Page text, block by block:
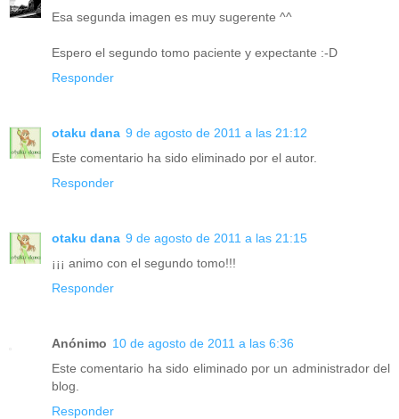
Esa segunda imagen es muy sugerente ^^
Espero el segundo tomo paciente y expectante :-D
Responder
otaku dana 9 de agosto de 2011 a las 21:12
Este comentario ha sido eliminado por el autor.
Responder
otaku dana 9 de agosto de 2011 a las 21:15
¡¡¡ animo con el segundo tomo!!!
Responder
Anónimo 10 de agosto de 2011 a las 6:36
Este comentario ha sido eliminado por un administrador del
blog.
Responder